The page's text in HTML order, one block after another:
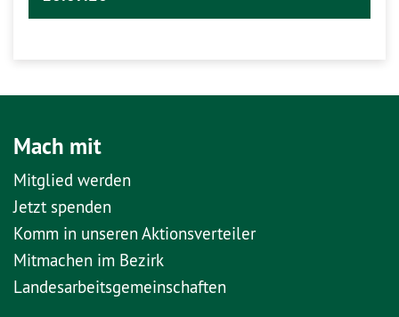
Mach mit
Mitglied werden
Jetzt spenden
Komm in unseren Aktionsverteiler
Mitmachen im Bezirk
Landesarbeitsgemeinschaften